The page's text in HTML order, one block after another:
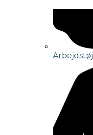
Arbejdstøj